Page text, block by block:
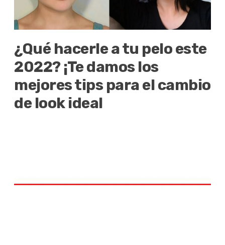
¿Qué hacerle a tu pelo este
2022? ¡Te damos los
mejores tips para el cambio
de look ideal